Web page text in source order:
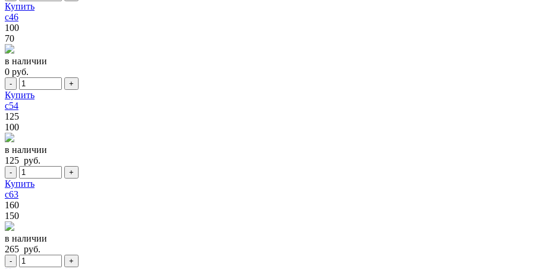
Купить
c46
100
70
в наличии
0 руб.
- +
Купить
c54
125
100
в наличии
125 руб.
- +
Купить
c63
160
150
в наличии
265 руб.
- +